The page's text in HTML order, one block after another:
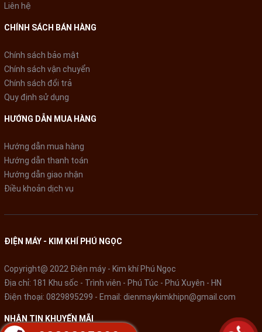
* Hình ảnh chỉ mang tính chất minh họa
Công nghệ tiết kiệm điện
- Digital Inverter Boost với nam châm Neodymium cùng bộ
giảm âm kép Twin Tube Muffler cho thiết bị chạy êm ái, bền
lâu, giữ nhiệt độ ổn định và giúp tiết kiệm điện năng lên đến
tránh lãng phí năng lượng. Thích hợp kích hoạt khi nhiệt độ bên
của mình.
Liên hệ
CHÍNH SÁCH BÁN HÀNG
Chính sách bảo mật
Chính sách vận chuyển
Chính sách đổi trả
Quy định sử dụng
HƯỚNG DẪN MUA HÀNG
Hướng dẫn mua hàng
Hướng dẫn thanh toán
Hướng dẫn giao nhận
Điều khoản dịch vụ
ĐIỆN MÁY - KIM KHÍ PHÚ NGỌC
Copyright@ 2022 Điện máy - Kim khí Phú Ngọc
Địa chỉ: 181 Khu sốc - Trình viên - Phú Túc - Phú Xuyên - HN
Điện thoại: 0829895299 - Email: dienmaykimkhipn@gmail.com
NHẬN TIN KHUYẾN MÃI